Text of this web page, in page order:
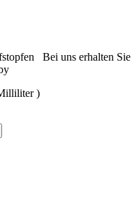
Bei uns erhalten Sie
)